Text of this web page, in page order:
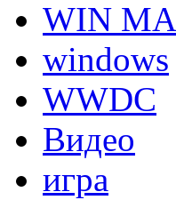
WIN
windows
WWDC
Видео
игра